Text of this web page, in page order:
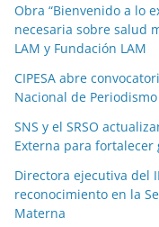
Obra “Bienvenido a lo
necesaria sobre salud
LAM y Fundación LAM
CIPESA abre
Nacional de
SNS y el SRSO
Externa para
Directora ejecutiva del
reconocimiento en la
Materna